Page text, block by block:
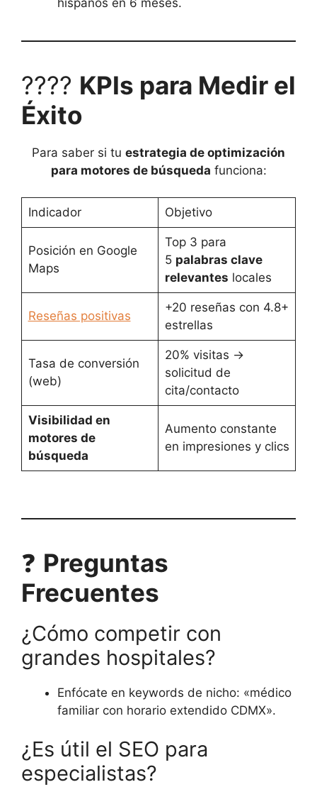
???? KPIs para Medir el
Éxito
Para saber si tu estrategia de optimización
para motores de búsqueda funciona:
Indicador Objetivo
Posición en Google
Maps
Top 3 para
5 palabras clave
relevantes locales
Reseñas positivas
+20 reseñas con 4.8+
estrellas
Tasa de conversión
(web)
20% visitas →
solicitud de
cita/contacto
Visibilidad en
motores de
búsqueda
Aumento constante
en impresiones y clics
❓ Preguntas
Frecuentes
¿Cómo competir con
grandes hospitales?
Enfócate en keywords de nicho: «médico
familiar con horario extendido CDMX».
¿Es útil el SEO para
especialistas?